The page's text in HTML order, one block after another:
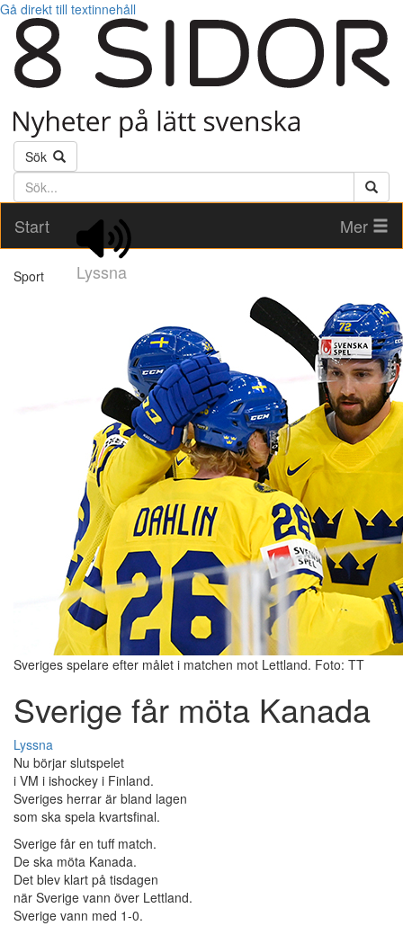
Gå direkt till textinnehåll
Sök
Söktext
Start
Lyssna
Mer
Sport
Sveriges spelare efter målet i matchen mot Lettland. Foto: TT
Sverige får möta Kanada
Lyssna
Nu börjar slutspelet
i VM i ishockey i Finland.
Sveriges herrar är bland lagen
som ska spela kvartsfinal.
Sverige får en tuff match.
De ska möta Kanada.
Det blev klart på tisdagen
när Sverige vann över Lettland.
Sverige vann med 1-0.